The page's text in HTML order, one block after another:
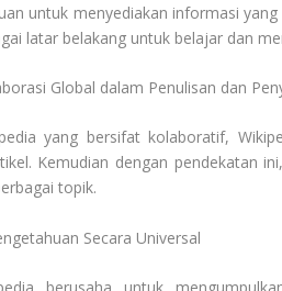
untuk menyediakan informasi
latar belakang untuk belajar dan
Global dalam Penulisan dan
yang bersifat kolaboratif,
Kemudian dengan pendekatan
topik.
Secara Universal